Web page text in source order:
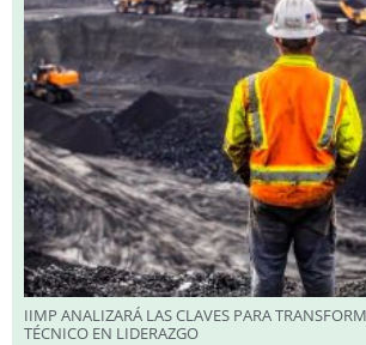
IIMP ANALIZARÁ LAS CLAVES PARA
TÉCNICO EN LIDERAZGO